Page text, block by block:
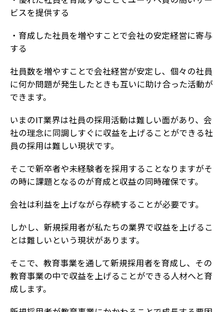
ビスを提供する
・育成した社員を増やすことで会社の安定経営に寄与
する
社員数を増やすことで会社経営が安定し、個々の社員
に何か問題が発生したときも互いに助け合った活動が
できます。
いまのIT業界は社員の採用活動は難しい面があり、会
社の理念に同調しすぐに収益を上げることができる社
員の採用は難しい現状です。
そこで新卒者や未経験者を採用することなりますがそ
の時に課題となるのが育成と収益の同時確保です。
会社は利益を上げながら存続することが必要です。
しかし、新規採用者が私たちの業界で収益を上げるこ
とは難しいという現状があります。
そこで、教育事業を通して新規採用者を育成し、その
教育事業の中で収益を上げることができる人材へと育
成します。